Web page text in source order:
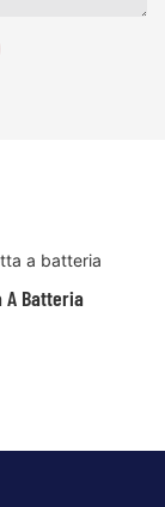
Batteria